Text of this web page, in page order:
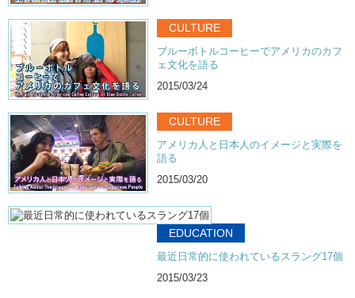
CULTURE
ブルーボトルコーヒーでアメリカのカフ
ェ文化を語る
2015/03/24
CULTURE
アメリカ人と日本人のイメージと実際を
語る
2015/03/20
EDUCATION
最近日常的に使われているスラング17個
2015/03/23